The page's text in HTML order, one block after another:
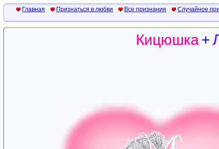
Главная Признаться в любви Все признания Случайное
Кицюшка+
Кицюшка +
Кицюшка+